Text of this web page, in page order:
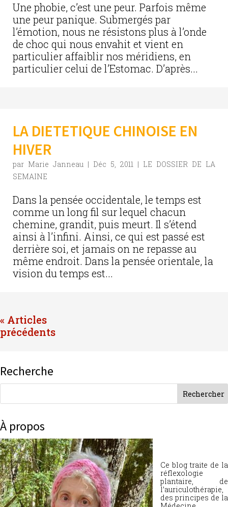
Une phobie, c’est une peur. Parfois même
une peur panique. Submergés par
l’émotion, nous ne résistons plus à l’onde
de choc qui nous envahit et vient en
particulier affaiblir nos méridiens, en
particulier celui de l’Estomac. D’après...
LA DIETETIQUE CHINOISE EN
HIVER
par Marie Janneau | Déc 5, 2011 | LE DOSSIER DE LA
SEMAINE
Dans la pensée occidentale, le temps est
comme un long fil sur lequel chacun
chemine, grandit, puis meurt. Il s’étend
ainsi à l’infini. Ainsi, ce qui est passé est
derrière soi, et jamais on ne repasse au
même endroit. Dans la pensée orientale, la
vision du temps est...
« Entrées précédentes
Recherche
À propos
Ce blog traite de la
réflexologie
plantaire, de
l’auriculothérapie,
des principes de la